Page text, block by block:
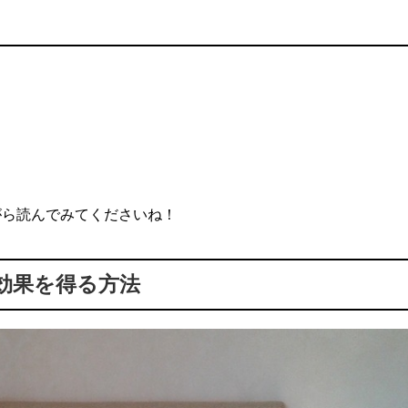
読んでみてくださいね！
果を得る方法